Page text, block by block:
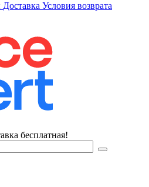
Доставка Условия возврата
бесплатная!